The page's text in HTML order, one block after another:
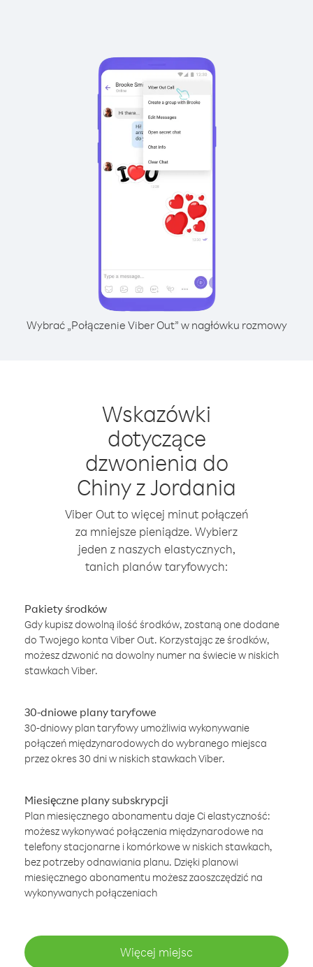
Wybrać „Połączenie Viber Out” w nagłówku rozmowy
Wskazówki
dotyczące
dzwonienia do
Chiny z Jordania
Viber Out to więcej minut połączeń
za mniejsze pieniądze. Wybierz
jeden z naszych elastycznych,
tanich planów taryfowych:
Pakiety środków
Gdy kupisz dowolną ilość środków, zostaną one dodane
do Twojego konta Viber Out. Korzystając ze środków,
możesz dzwonić na dowolny numer na świecie w niskich
stawkach Viber.
30-dniowe plany taryfowe
30-dniowy plan taryfowy umożliwia wykonywanie
połączeń międzynarodowych do wybranego miejsca
przez okres 30 dni w niskich stawkach Viber.
Miesięczne plany subskrypcji
Plan miesięcznego abonamentu daje Ci elastyczność:
możesz wykonywać połączenia międzynarodowe na
telefony stacjonarne i komórkowe w niskich stawkach,
bez potrzeby odnawiania planu. Dzięki planowi
miesięcznego abonamentu możesz zaoszczędzić na
wykonywanych połączeniach
Więcej miejsc